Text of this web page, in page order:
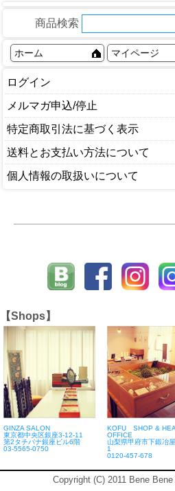
商品検索
ホーム マイページ
ログイン
メルマガ申込/停止
特定商取引法に基づく表示
送料とお支払い方法について
個人情報の取扱いについて
【Shops】
GINZA SALON
東京都中央区銀座3-12-11
第2タチバナ銀座ビル6階
03-5565-0750
KOFU SHOP &
OFFICE
山梨県甲府市下鍛冶
1
0120-457-678
Copyright (C) 2011 Bene